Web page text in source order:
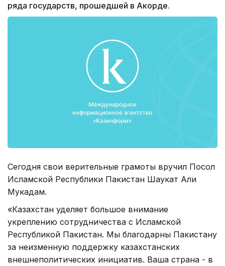
ряда государств, прошедшей в Акорде.
Сегодня свои верительные грамоты вручил Посол
Исламской Республики Пакистан Шаукат Али
Мукадам.
«Казахстан уделяет большое внимание
укреплению сотрудничества с Исламской
Республикой Пакистан. Мы благодарны Пакистану
за неизменную поддержку казахстанских
внешнеполитических инициатив. Ваша страна - в